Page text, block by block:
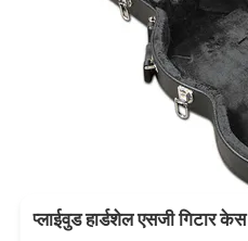
प्लाईवुड हार्डशेल एसजी गिटार केस